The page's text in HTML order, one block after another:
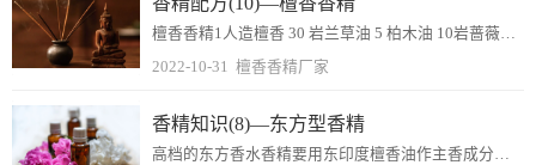
檀香香精1人造檀香 30 岩兰草油 5 柏木油 10岩蔷薇浸膏 2 芫荽籽油 5 檀香醚 10秘鲁香树脂 5 香叶油 4 香豆素 6β-紫罗兰酮 5 丁香油 3...
2022-10-31 檀香香精厂家
香精知识(8)—东方型香精
高档的东方香水香精要用东印度檀香油作主香成分，但现在东印度檀香油价格昂贵而不易得，中低档香精用不起，只能用其他木香香料代替，常用的有檀香208、檀香803、血柏...